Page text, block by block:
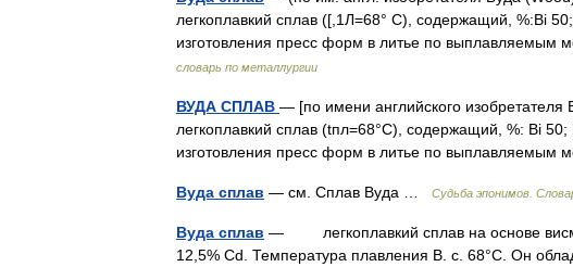
легкоплавкий сплав ([,1Л=68° С), содержащий, %:Bi
изготовления пресс форм в литье по
словарь по металлургии
ВУДА СПЛАВ — [по имени английского изобретателя
легкоплавкий сплав (tпл=68°С), содержащий, %: Bi
изготовления пресс форм в литье по
Вуда сплав — см. Сплав Вуда … Судьба эпонимов.
Вуда сплав — легкоплавкий сплав на основе
12,5% Cd. Температура плавления В. с. 68°С. Он